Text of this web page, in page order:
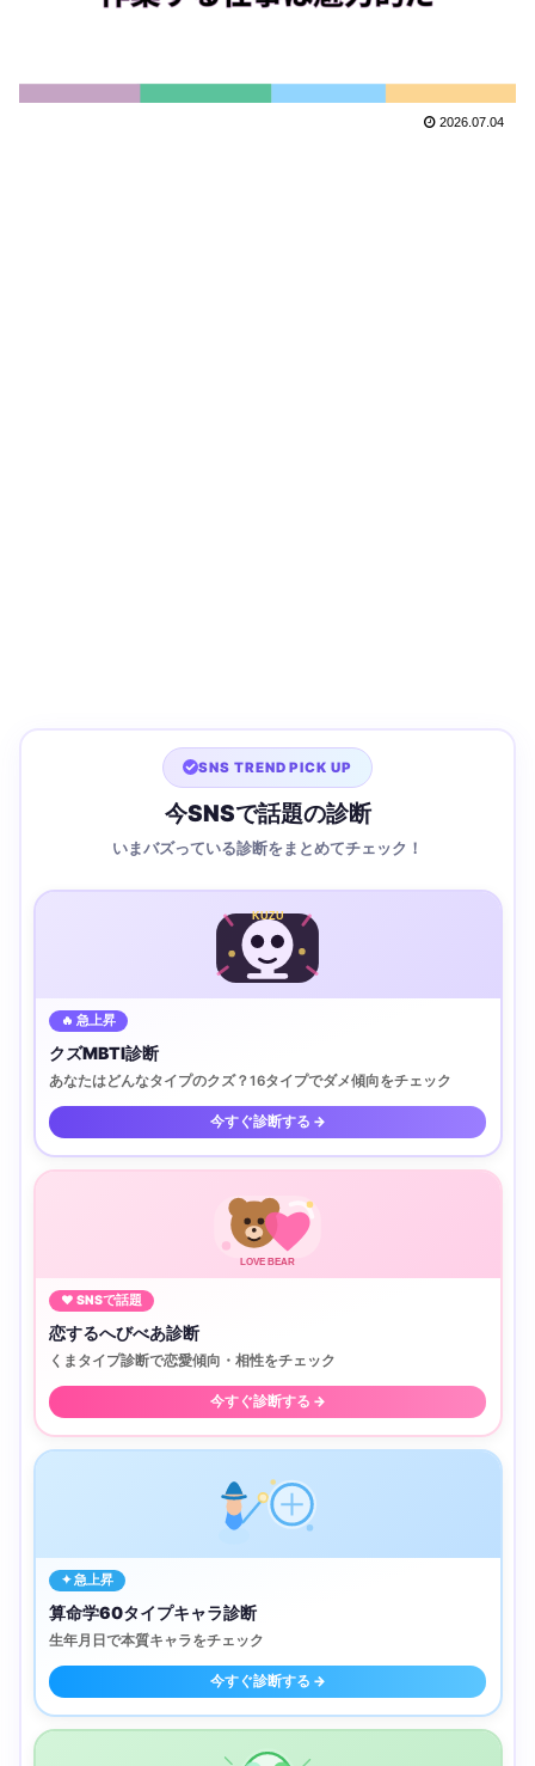
2026.07.04
SNS TREND PICK UP
今SNSで話題の診断
いまバズっている診断をまとめてチェック！
KUZU
🔥 急上昇
クズMBTI診断
あなたはどんなタイプのクズ？16タイプでダメ傾向をチェック
今すぐ診断する →
LOVE BEAR
♥ SNSで話題
恋するへびべあ診断
くまタイプ診断で恋愛傾向・相性をチェック
今すぐ診断する →
✦ 急上昇
算命学60タイプキャラ診断
生年月日で本質キャラをチェック
今すぐ診断する →